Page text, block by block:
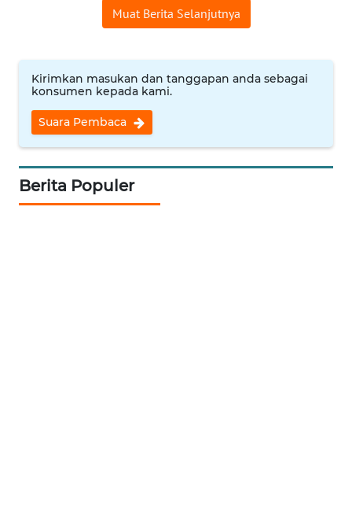
Muat Berita Selanjutnya
Kirimkan masukan dan tanggapan anda sebagai
konsumen kepada kami.
Suara Pembaca
Berita Populer
WN
WN
WN